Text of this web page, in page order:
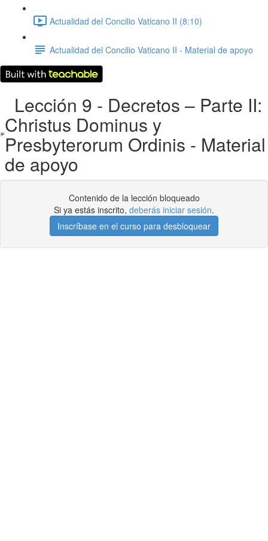
Actualidad del Concilio Vaticano II (8:10)
Actualidad del Concilio Vaticano II - Material de apoyo
Lección 9 - Decretos – Parte II:
Christus Dominus y
Presbyterorum Ordinis - Material
de apoyo
Contenido de la lección bloqueado
Si ya estás inscrito, deberás iniciar sesión.
Inscríbase en el curso para desbloquear